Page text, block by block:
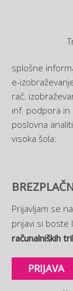
splošne
e-
rač.
inf. podpora in
poslovna
visoka šola:
Prijavljam se
prijavi si boste
računalniških
PRIJAVA